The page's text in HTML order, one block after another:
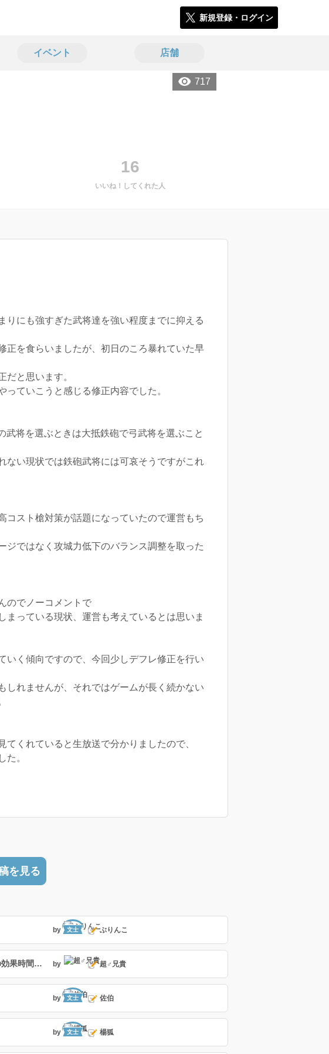
新規登録・ログイン
イベント 店舗
717
16
いいね！してくれた人
にも強すぎた武将達を強い程度までに抑える
正を食らいましたが、初日のころ暴れていた早
と思います。
ていこうと感じる修正内容でした。
将を選ぶときは大抵鉄砲で弓武将を選ぶこと
ない現状では鉄砲武将には可哀そうですがこれ
コスト槍対策が話題になっていたので運営もち
ジではなく攻城力低下のバランス調整を取った
のでノーコメントで
っている現状、運営も考えているとは思いま
いく傾向ですので、今回少しデフレ修正を行い
しれませんが、それではゲームが長く続かない
くれていると生放送で分かりましたので、
た。
を見る
by 文士 ぶりんこ
２４５人目の絆武将は日本最大の悪女？の話とフレイディスの「撃攘の戦乙女」の８部隊撃破の効果時間検証の話 by 超♂兄貴
by 文士 佐伯
by 文士 楊狐